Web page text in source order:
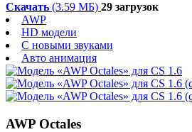
Скачать (3.59 МБ) 29 загрузок
AWP
HD модели
С новыми звуками
Авто анимация
AWP Octales